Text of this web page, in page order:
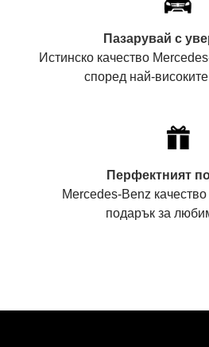
Пазарувай с
Истинско качество
според най-
Перфектният
Mercedes-Benz
подарък за